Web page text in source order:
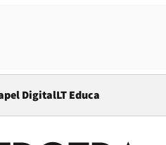
DigitalOpens in new window
LT Educa